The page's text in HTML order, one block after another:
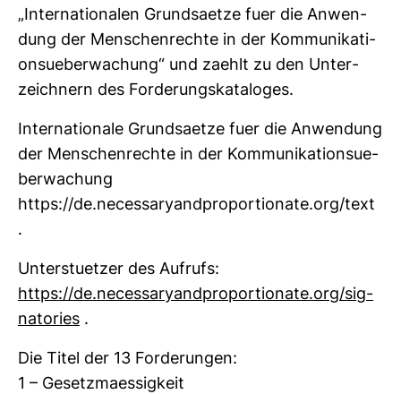
„Inter­na­tio­nalen Grund­saetze fuer die Anwen­
dung der Men­schen­rechte in der Kom­mu­ni­ka­ti­
onsue­ber­wa­chung“ und zaehlt zu den Unter­
zeich­nern des For­de­rungs­ka­ta­loges.
Inter­na­tio­nale Grund­saetze fuer die Anwen­dung
der Men­schen­rechte in der Kom­mu­ni­ka­ti­onsue­
ber­wa­chung
https://de.necess­a­ryand­pro­por­tio­nate.org/text
.
Unters­tuetzer des Auf­rufs:
https://de.necess­a­ryand­pro­por­tio­nate.org/sig­
na­to­ries .
Die Titel der 13 For­de­rungen:
1 – Gesetz­ma­es­sig­keit